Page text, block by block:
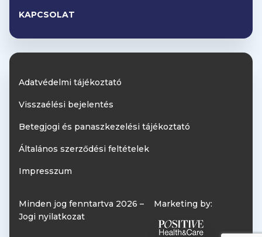
KAPCSOLAT
Adatvédelmi tájékoztató
Visszaélési bejelentés
Betegjogi és panaszkezelési tájékoztató
Általános szerződési feltételek
Impresszum
Minden jog fenntartva 2026 –
Jogi nyilatkozat
Marketing by: